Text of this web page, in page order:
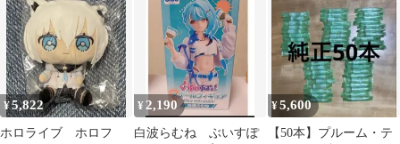
ト Sサイズ
バッグ
¥5,822
ホロライブ ホロフ
¥ 2,190
白波らむね ぶいすぽ
¥5,600
【50本】プルーム・テ